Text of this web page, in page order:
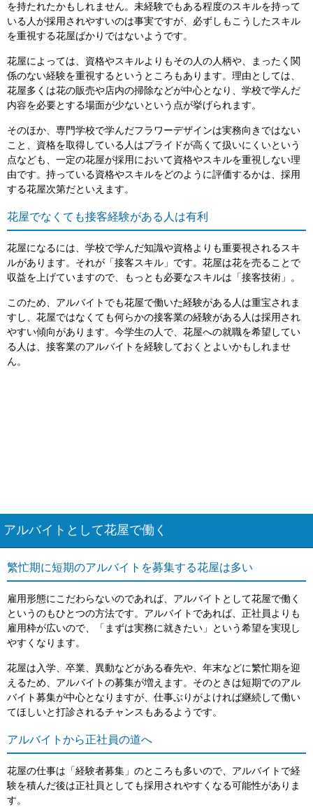
を持たれたかもしれません。未経験でもある程度のスキルを持って
いる人が採用されやすいのは事実ですが、必ずしもこうしたスキル
を重視する花屋ばかりではないようです。
花屋によっては、資格やスキルよりもその人の人柄や、まったく関
係のない経験を重視するというところもあります。理由としては、
花屋多くは花の販売や店内の掃除などが中心となり、学校で学んだ
内容を必要とする場面が少ないという点が挙げられます。
そのほか、専門学校で学んだフラワーデザインは実務向きではない
こと、資格を取得している人はプライドが高くて扱いにくいという
点なども、一定の花屋が採用において資格やスキルを重視しない理
由です。持っている資格やスキルをどのように評価するかは、採用
する花屋次第だといえます。
花屋でなくても接客経験がある人は有利
花屋になるには、学校で学んだ知識や資格よりも重要視されるスキ
ルがあります。それが「接客スキル」です。花屋は花を売ることで
収益を上げていますので、もっとも必要なスキルは「接客技術」。
このため、アルバイトでも花屋で働いた経験がある人は重宝されま
すし、花屋ではなくても何らかの接客業の経験がある人は採用され
やすい傾向があります。今学生の人で、花屋への就職を希望してい
る人は、接客業のアルバイトを経験しておくとよいかもしれませ
ん。
アルバイトとして花屋で働く
繁忙期に短期のアルバイトを募集する花屋は多い
雇用形態にこだわらないのであれば、アルバイトとして花屋で働く
というのもひとつの方法です。アルバイトであれば、正社員よりも
雇用枠が広いので、「まずは実務に就きたい」という希望を実現し
やすくなります。
花屋は入学、卒業、異動などがある春先や、年末などに繁忙期を迎
えるため、アルバイトの募集が増えます。そのときは短期でのアル
バイト募集が中心となりますが、仕事ぶりがよければ継続して働い
てほしいと打診されるチャンスもあるようです。
アルバイトから正社員の道へ
花屋の仕事は「経験者募集」のところも多いので、アルバイトで経
験を積んだ後は正社員としても採用されやすくなる可能性がありま
す。